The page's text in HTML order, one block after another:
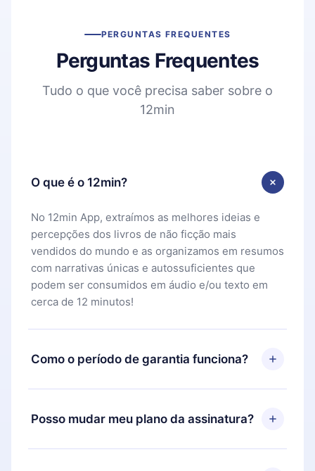
PERGUNTAS FREQUENTES
Perguntas Frequentes
Tudo o que você precisa saber sobre o
12min
O que é o 12min?
No 12min App, extraímos as melhores ideias e
percepções dos livros de não ficção mais
vendidos do mundo e as organizamos em resumos
com narrativas únicas e autossuficientes que
podem ser consumidos em áudio e/ou texto em
cerca de 12 minutos!
Como o período de garantia funciona?
Você pode baixar nosso aplicativo e começar a
aproveitar nossa biblioteca. Se por algum motivo
não ficar satisfeito com nossa plataforma, basta
Posso mudar meu plano da assinatura?
Sim, mas a mudança só se aplicará a partir do